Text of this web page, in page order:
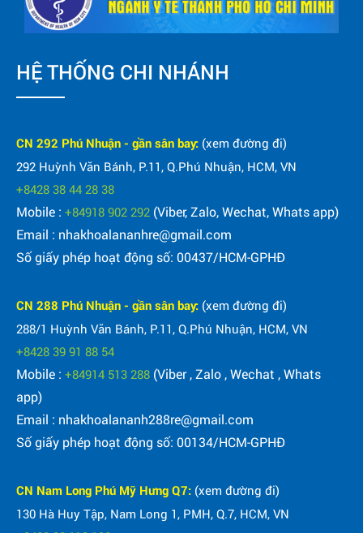
HỆ THỐNG CHI NHÁNH
CN 292 Phú Nhuận - gần sân bay: (xem đường đi)
292 Huỳnh Văn Bánh, P.11, Q.Phú Nhuận, HCM, VN
+8428 38 44 28 38
Mobile : +84918 902 292 (Viber, Zalo, Wechat, Whats app)
Email : nhakhoalananhre@gmail.com
Số giấy phép hoạt động số: 00437/HCM-GPHĐ
CN 288 Phú Nhuận - gần sân bay: (xem đường đi)
288/1 Huỳnh Văn Bánh, P.11, Q.Phú Nhuận, HCM, VN
+8428 39 91 88 54
Mobile : +84914 513 288 (Viber , Zalo , Wechat , Whats
app)
Email : nhakhoalananh288re@gmail.com
Số giấy phép hoạt động số: 00134/HCM-GPHĐ
CN Nam Long Phú Mỹ Hưng Q7: (xem đường đi)
130 Hà Huy Tập, Nam Long 1, PMH, Q.7, HCM, VN